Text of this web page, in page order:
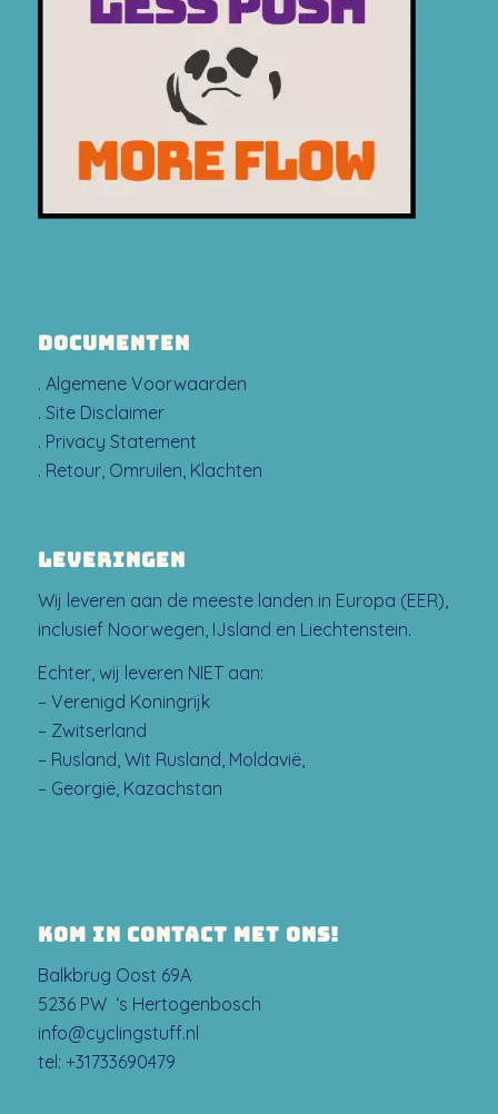
DOCUMENTEN
. Algemene Voorwaarden
. Site Disclaimer
. Privacy Statement
. Retour, Omruilen, Klachten
LEVERINGEN
Wij leveren aan de meeste landen in Europa (EER),
inclusief Noorwegen, IJsland en Liechtenstein.
Echter, wij leveren NIET aan:
– Verenigd Koningrijk
– Zwitserland
– Rusland, Wit Rusland, Moldavië,
– Georgië, Kazachstan
KOM IN CONTACT MET ONS!
Balkbrug Oost 69A
5236 PW ‘s Hertogenbosch
info@cyclingstuff.nl
tel: +31733690479